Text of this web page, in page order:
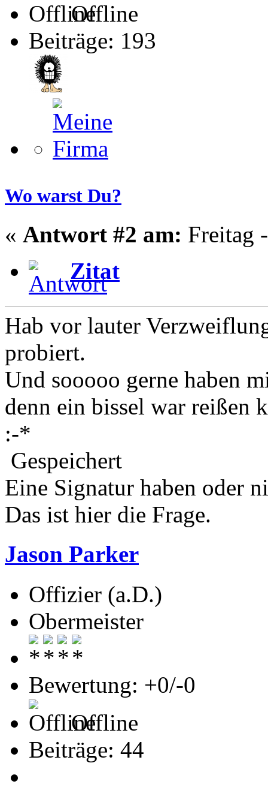
Offline
Beiträge: 193
Wo warst Du?
« Antwort #2 am: Freitag
Zitat
Hab vor lauter
probiert.
Und sooooo gerne haben
denn ein bissel war reißen
:-*
Gespeichert
Eine Signatur haben oder
Das ist hier die Frage.
Jason Parker
Offizier (a.D.)
Obermeister
Bewertung: +0/-0
Offline
Beiträge: 44